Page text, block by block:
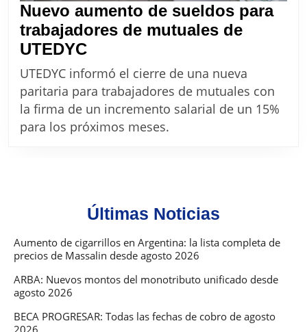
Nuevo aumento de sueldos para
trabajadores de mutuales de
UTEDYCNuevo
aumento
de
sueldos
para
de
UTEDYC
UTEDYC informó el cierre de una nueva
paritaria para trabajadores de mutuales con
la firma de un incremento salarial de un 15%
para los próximos meses.
Últimas Noticias
Aumento de cigarrillos en Argentina: la lista completa de
precios de Massalin desde agosto 2026
ARBA: Nuevos montos del monotributo unificado desde
agosto 2026
BECA PROGRESAR: Todas las fechas de cobro de agosto
2026